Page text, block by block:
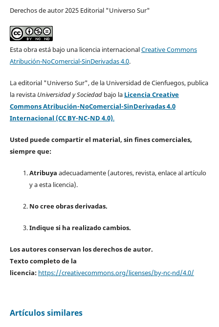
Derechos de autor 2025 Editorial "Universo Sur"
Esta obra está bajo una licencia internacionalCreative Commons
Atribución-NoComercial-SinDerivadas 4.0.
La editorial "Universo Sur", de la Universidad de Cienfuegos, publica
la revista Universidad y Sociedad bajo la Licencia Creative
Commons Atribución-NoComercial-SinDerivadas 4.0
Internacional (CC BY-NC-ND 4.0).
Usted puede compartir el material, sin fines comerciales,
siempre que:
Atribuya adecuadamente (autores, revista, enlace al artículo
y a esta licencia).
No cree obras derivadas.
Indique si ha realizado cambios.
Los autores conservan los derechos de autor.
Texto completo de la
licencia: https://creativecommons.org/licenses/by-nc-nd/4.0/
Artículos similares